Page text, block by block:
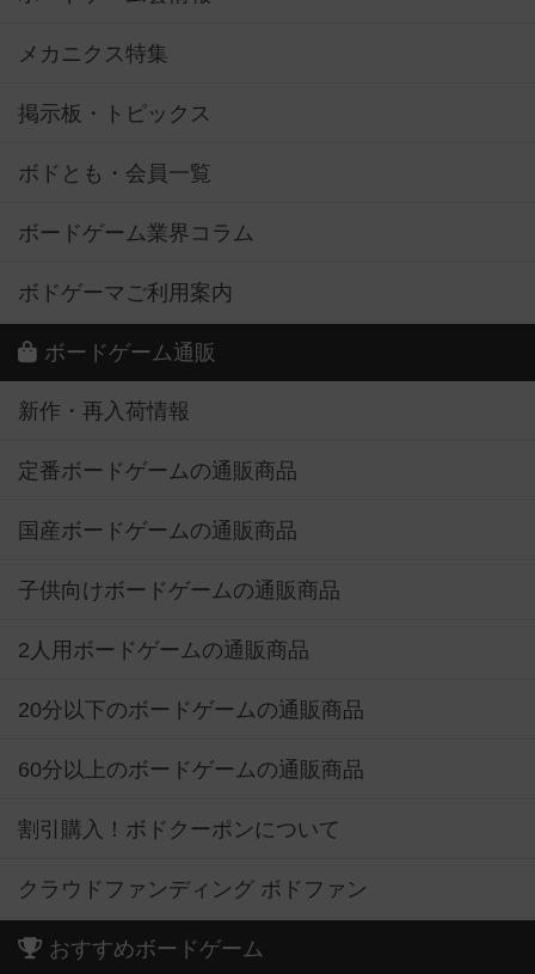
メカニクス特集
掲示板・トピックス
ボドとも・会員一覧
ボードゲーム業界コラム
ボドゲーマご利用案内
ボードゲーム通販
新作・再入荷情報
定番ボードゲームの通販商品
国産ボードゲームの通販商品
子供向けボードゲームの通販商品
2人用ボードゲームの通販商品
20分以下のボードゲームの通販商品
60分以上のボードゲームの通販商品
割引購入！ボドクーポンについて
クラウドファンディング ボドファン
おすすめボードゲーム